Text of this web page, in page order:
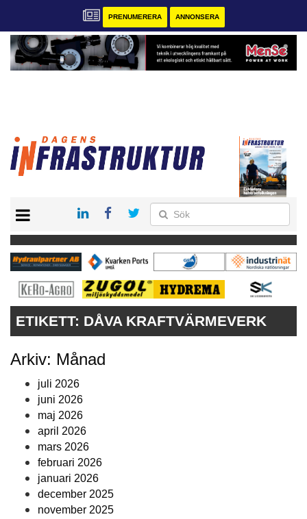
PRENUMERERA ANNONSERA
KONTAKT
VÅRA ANDRA MAGASIN
PRENUMERERA
ANNONSERA
ETIKETT: DÅVA KRAFTVÄRMEVERK
Arkiv: Månad
juli 2026
juni 2026
maj 2026
april 2026
mars 2026
februari 2026
januari 2026
december 2025
november 2025